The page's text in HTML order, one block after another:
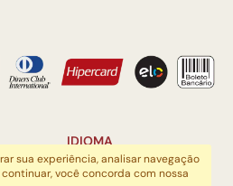
IDIOMA
sua experiência, analisar navegação
você concorda com nossa